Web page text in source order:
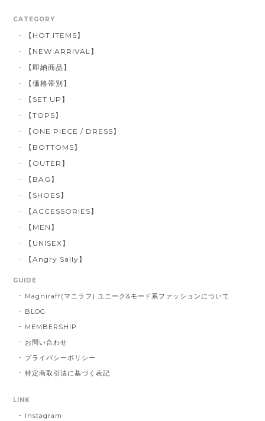
CATEGORY
【HOT ITEMS】
【NEW ARRIVAL】
【即納商品】
【価格帯別】
【SET UP】
【TOPS】
【ONE PIECE / DRESS】
【BOTTOMS】
【OUTER】
【BAG】
【SHOES】
【ACCESSORIES】
【MEN】
【UNISEX】
【Angry Sally】
GUIDE
Magniraff(マニラフ) ユニーク&モード系ファッションについて
BLOG
MEMBERSHIP
お問い合わせ
プライバシーポリシー
特定商取引法に基づく表記
LINK
Instagram